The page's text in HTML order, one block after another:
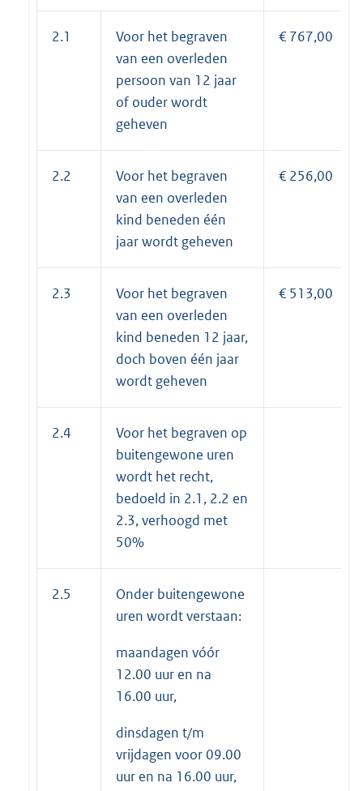
2.1
Voor het begraven
van een overleden
persoon van 12 jaar
of ouder wordt
geheven
€ 767,00
2.2
Voor het begraven
van een overleden
kind beneden één
jaar wordt geheven
€ 256,00
2.3
Voor het begraven
van een overleden
kind beneden 12 jaar,
doch boven één jaar
wordt geheven
€ 513,00
2.4
Voor het begraven op
buitengewone uren
wordt het recht,
bedoeld in 2.1, 2.2 en
2.3, verhoogd met
50%
2.5
Onder buitengewone
uren wordt verstaan:
maandagen vóór
12.00 uur en na
16.00 uur,
dinsdagen t/m
vrijdagen voor 09.00
uur en na 16.00 uur,